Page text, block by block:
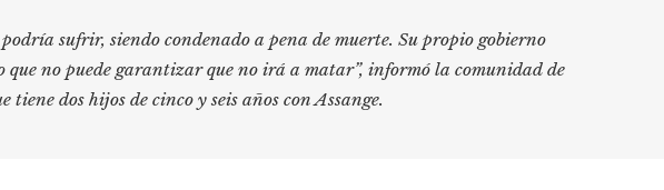
podría sufrir, siendo condenado a pena de muerte. Su propio gobierno
no puede garantizar que no irá a matar”, informó la comunidad de
tiene dos hijos de cinco y seis años con Assange.